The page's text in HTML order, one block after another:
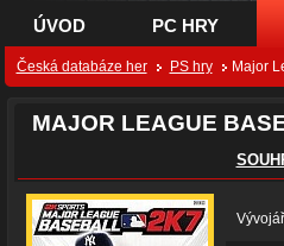
ÚVOD PC HRY
Česká databáze her PS hry Major
MAJOR LEAGUE